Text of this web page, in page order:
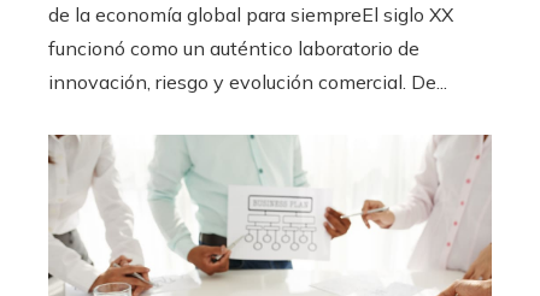
de la economía global para siempreEl siglo XX
funcionó como un auténtico laboratorio de
innovación, riesgo y evolución comercial. De...